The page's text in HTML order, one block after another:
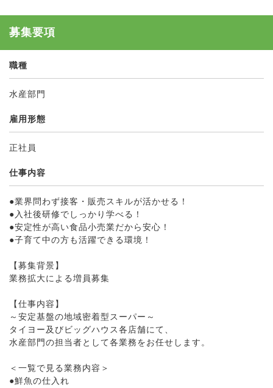
募集要項
職種
水産部門
雇用形態
正社員
仕事内容
●業界問わず接客・販売スキルが活かせる！
●入社後研修でしっかり学べる！
●安定性が高い食品小売業だから安心！
●子育て中の方も活躍できる環境！
【募集背景】
業務拡大による増員募集
【仕事内容】
～安定基盤の地域密着型スーパー～
タイヨー及びビッグハウス各店舗にて、
水産部門の担当者として各業務をお任せします。
＜一覧で見る業務内容＞
●鮮魚の仕入れ